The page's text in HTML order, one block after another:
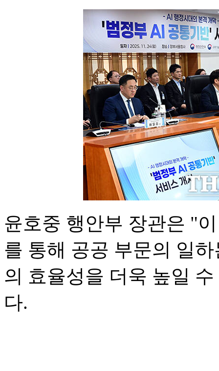
윤호중 행안부 장관은 "
를 통해 공공 부문의 일
의 효율성을 더욱 높일
다.